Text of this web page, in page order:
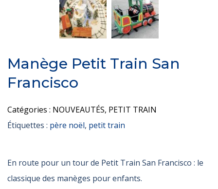
Manège Petit Train San
Francisco
Catégories : NOUVEAUTÉS, PETIT TRAIN
Étiquettes : père noël, petit train
En route pour un tour de Petit Train San Francisco : le
classique des manèges pour enfants.